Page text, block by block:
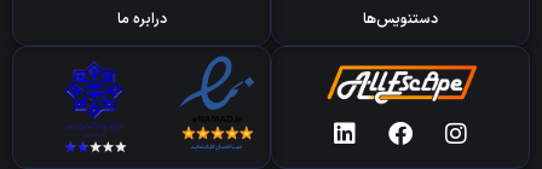
دستنویس‌ها درابره ما